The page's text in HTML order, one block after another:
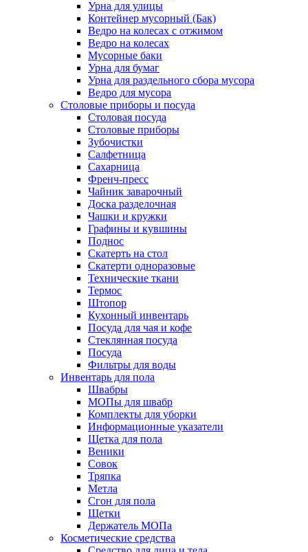
Урна для улицы
Контейнер мусорный (Бак)
Ведро на колесах с отжимом
Ведро на колесах
Мусорные баки
Урна для бумаг
Урна для раздельного сбора мусора
Ведро для мусора
Столовые приборы и посуда
Столовая посуда
Столовые приборы
Зубочистки
Салфетница
Сахарница
Френч-пресс
Чайник заварочный
Доска разделочная
Чашки и кружки
Графины и кувшины
Поднос
Скатерть на стол
Скатерти одноразовые
Технические ткани
Термос
Штопор
Кухонный инвентарь
Посуда для чая и кофе
Стеклянная посуда
Посуда
Фильтры для воды
Инвентарь для пола
Швабры
МОПы для швабр
Комплекты для уборки
Информационные указатели
Щетка для пола
Веники
Совок
Тряпка
Метла
Сгон для пола
Щетки
Держатель МОПа
Косметические средства